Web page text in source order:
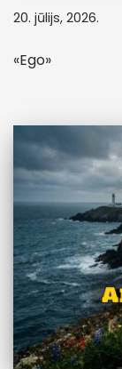
20. jūlijs, 2026.
«Ego»